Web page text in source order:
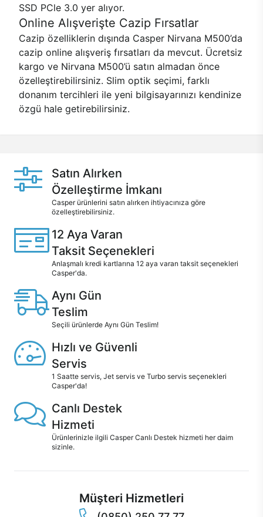
SSD PCle 3.0 yer alıyor.
Online Alışverişte Cazip Fırsatlar
Cazip özelliklerin dışında Casper Nirvana M500’da
cazip online alışveriş fırsatları da mevcut. Ücretsiz
kargo ve Nirvana M500’ü satın almadan önce
özelleştirebilirsiniz. Slim optik seçimi, farklı
donanım tercihleri ile yeni bilgisayarınızı kendinize
özgü hale getirebilirsiniz.
Satın Alırken
Özelleştirme İmkanı
Casper ürünlerini satın alırken ihtiyacınıza göre
özelleştirebilirsiniz.
12 Aya Varan
Taksit Seçenekleri
Anlaşmalı kredi kartlarına 12 aya varan taksit seçenekleri
Casper'da.
Aynı Gün
Teslim
Seçili ürünlerde Aynı Gün Teslim!
Hızlı ve Güvenli
Servis
1 Saatte servis, Jet servis ve Turbo servis seçenekleri
Casper'da!
Canlı Destek
Hizmeti
Ürünlerinizle ilgili Casper Canlı Destek hizmeti her daim
sizinle.
Müşteri Hizmetleri